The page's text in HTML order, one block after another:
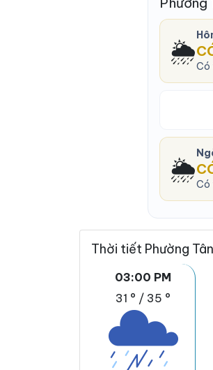
🌦️
Có
🌦️
Có
Thời tiết Phường
03:00 PM
31 ° / 35 °